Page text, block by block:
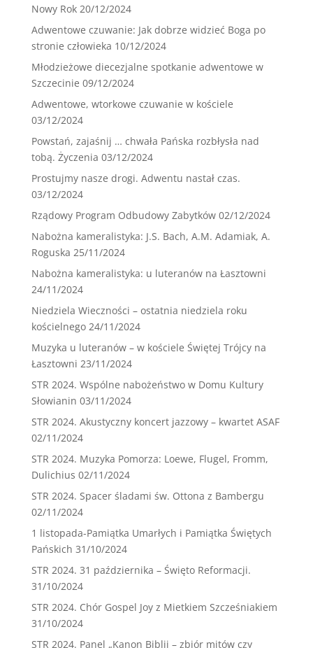
Nowy Rok 20/12/2024
Adwentowe czuwanie: Jak dobrze widzieć Boga po
stronie człowieka 10/12/2024
Młodzieżowe diecezjalne spotkanie adwentowe w
Szczecinie 09/12/2024
Adwentowe, wtorkowe czuwanie w kościele
03/12/2024
Powstań, zajaśnij … chwała Pańska rozbłysła nad
tobą. Życzenia 03/12/2024
Prostujmy nasze drogi. Adwentu nastał czas.
03/12/2024
Rządowy Program Odbudowy Zabytków 02/12/2024
Nabożna kameralistyka: J.S. Bach, A.M. Adamiak, A.
Roguska 25/11/2024
Nabożna kameralistyka: u luteranów na Łasztowni
24/11/2024
Niedziela Wieczności – ostatnia niedziela roku
kościelnego 24/11/2024
Muzyka u luteranów – w kościele Świętej Trójcy na
Łasztowni 23/11/2024
STR 2024. Wspólne nabożeństwo w Domu Kultury
Słowianin 03/11/2024
STR 2024. Akustyczny koncert jazzowy – kwartet ASAF
02/11/2024
STR 2024. Muzyka Pomorza: Loewe, Flugel, Fromm,
Dulichius 02/11/2024
STR 2024. Spacer śladami św. Ottona z Bambergu
02/11/2024
1 listopada-Pamiątka Umarłych i Pamiątka Świętych
Pańskich 31/10/2024
STR 2024. 31 października – Święto Reformacji.
31/10/2024
STR 2024. Chór Gospel Joy z Mietkiem Szcześniakiem
31/10/2024
STR 2024. Panel „Kanon Biblii – zbiór mitów czy